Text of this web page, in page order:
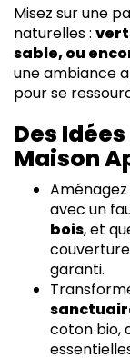
Misez sur une
naturelles :
sable, ou
une ambiance
pour se
Des
Maison
avec un
bois, et
garanti.
coton bio,